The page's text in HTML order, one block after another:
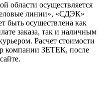
области осуществляется
линии», «СДЭК»
быть осуществлена как
заказа, так и наличным
Расчет стоимости
компании ЗЕТЕК, после